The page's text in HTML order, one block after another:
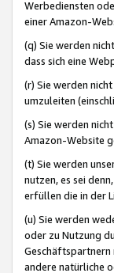
Werbediensten
einer Amazon-
(q) Sie werden
dass sich eine
(r) Sie werden
umzuleiten
(s) Sie werden
Amazon-Website
(t) Sie werden
nutzen, es sei
erfüllen die in der
(u) Sie werden
oder zu Nutzung
Geschäftspartnern
andere natürliche